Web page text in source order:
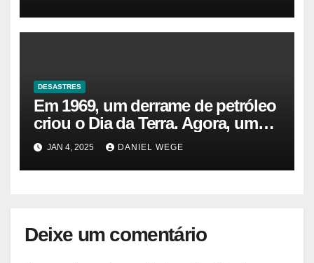
DESASTRES
Em 1969, um derrame de petróleo
criou o Dia da Terra. Agora, um
gasoduto pode reabrir |
Sustentabilidade
JAN 4, 2025 DANIEL WEGE
Deixe um comentário